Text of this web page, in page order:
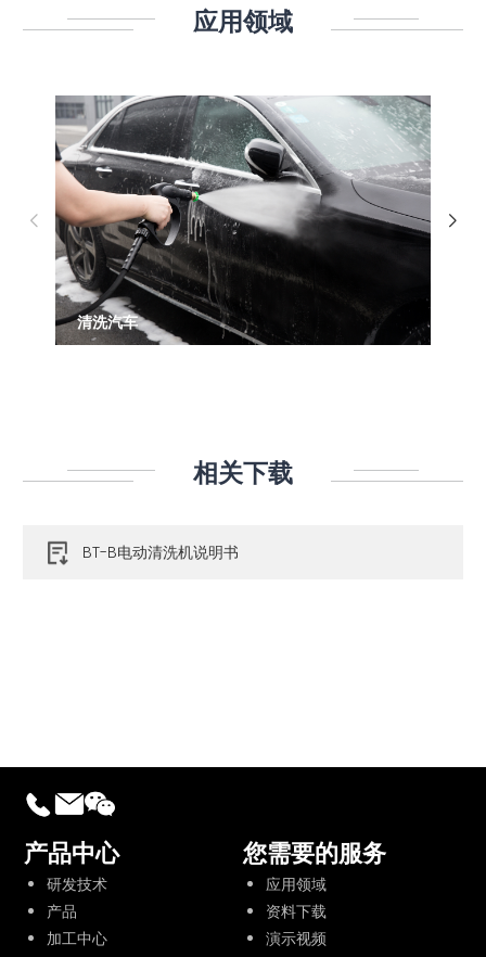
应用领域
清洗汽车
相关下载
BT-B电动清洗机说明书
产品中心
研发技术
产品
加工中心
您需要的服务
应用领域
资料下载
演示视频